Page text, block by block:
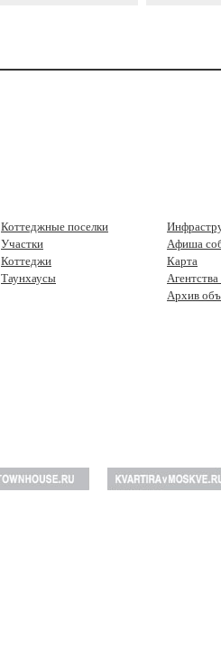
Коттеджные поселки
Участки
Коттеджи
Таунхаусы
Афиша
Карта
Архив